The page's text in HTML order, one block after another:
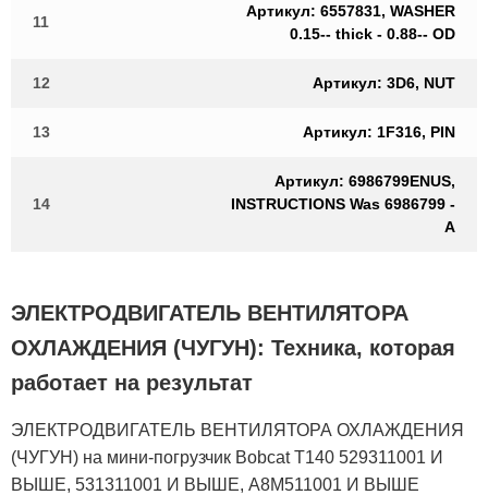
11
Артикул: 6557831, WASHER
0.15-- thick - 0.88-- OD
12 Артикул: 3D6, NUT
13 Артикул: 1F316, PIN
14
Артикул: 6986799ENUS,
INSTRUCTIONS Was 6986799 -
A
ЭЛЕКТРОДВИГАТЕЛЬ ВЕНТИЛЯТОРА
ОХЛАЖДЕНИЯ (ЧУГУН): Техника, которая
работает на результат
ЭЛЕКТРОДВИГАТЕЛЬ ВЕНТИЛЯТОРА ОХЛАЖДЕНИЯ
(ЧУГУН) на мини-погрузчик Bobcat T140 529311001 И
ВЫШЕ, 531311001 И ВЫШЕ, A8M511001 И ВЫШЕ